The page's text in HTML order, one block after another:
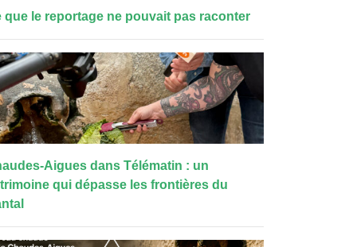
que le reportage ne pouvait pas raconter
Aigues dans Télématin : un
qui dépasse les frontières du